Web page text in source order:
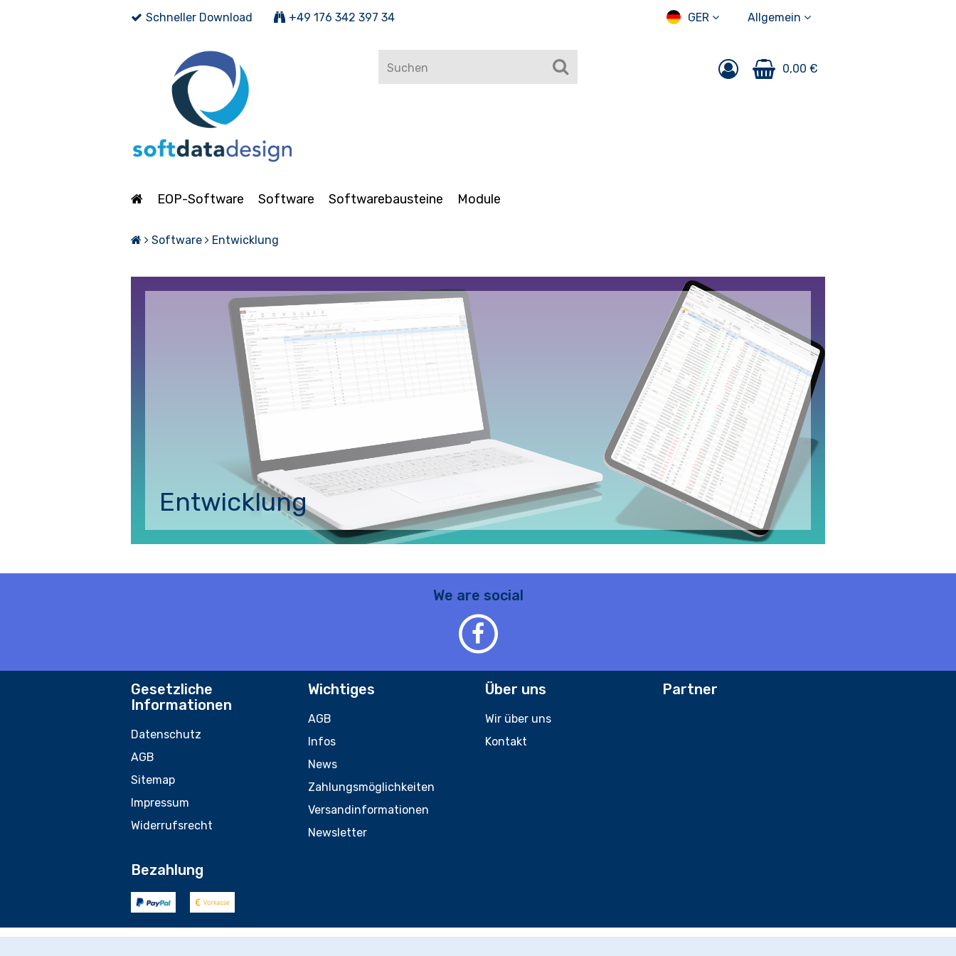
Schneller Download +49 176 342 397 34 GER Allgemein
0,00 €
EOP-Software Software Softwarebausteine Module
Software Entwicklung
Entwicklung
We are social
Gesetzliche
Informationen
Datenschutz
AGB
Sitemap
Impressum
Widerrufsrecht
Wichtiges
AGB
Infos
News
Zahlungsmöglichkeiten
Versandinformationen
Newsletter
Über uns
Wir über uns
Kontakt
Partner
Bezahlung